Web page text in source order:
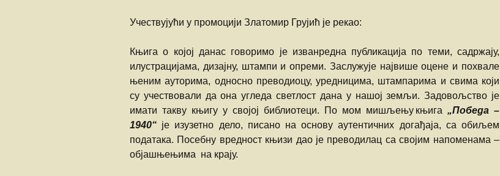
Учествујући у промоцији Златомир Грујић је рекао:
Књига о којој данас говоримо је изванредна публикација по теми, садржају,
илустрацијама, дизајну, штампи и опреми. Заслужује највише оцене и похвале
њеним ауторима, односно преводиоцу, уредницима, штампарима и свима који
су учествовали да она угледа светлост дана у нашој земљи. Задовољство је
имати такву књигу у својој библиотеци. По мом мишљењу књига „Победа –
1940“ je изузетно дело, писано на основу аутентичних догађаја, са обиљем
података. Посебну вредност књизи дао је преводилац са својим напоменама –
објашњењима на крају.